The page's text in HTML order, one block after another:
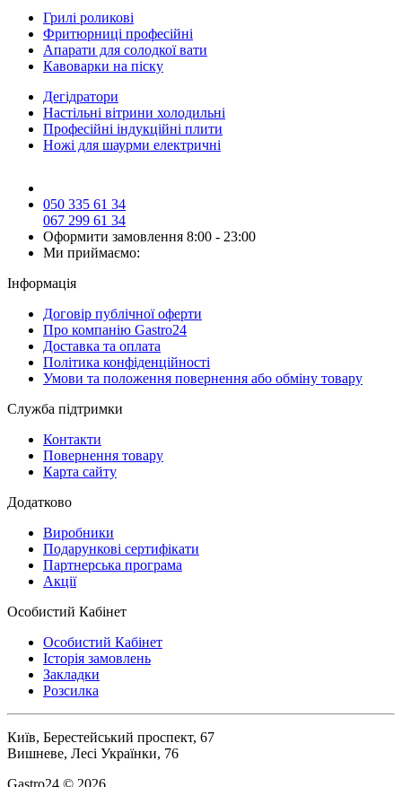
Грилі роликові
Фритюрниці професійні
Апарати для солодкої вати
Кавоварки на піску
Дегідратори
Настільні вітрини холодильні
Професійні індукційні плити
Ножі для шаурми електричні
050 335 61 34
067 299 61 34
Оформити замовлення 8:00 - 23:00
Ми приймаємо:
Інформація
Договір публічної оферти
Про компанію Gastro24
Доставка та оплата
Політика конфіденційності
Умови та положення повернення або обміну товару
Служба підтримки
Контакти
Повернення товару
Карта сайту
Додатково
Виробники
Подарункові сертифікати
Партнерська програма
Акції
Особистий Кабінет
Особистий Кабінет
Історія замовлень
Закладки
Розсилка
Київ, Берестейський проспект, 67
Вишневе, Лесі Українки, 76